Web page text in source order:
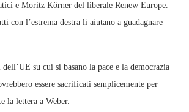
e Moritz Körner del liberale Renew Europe.
con l’estrema destra li aiutano a guadagnare
su cui si basano la pace e la democrazia
essere sacrificati semplicemente per
la lettera a Weber.